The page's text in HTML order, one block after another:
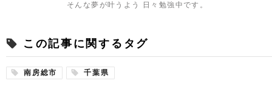
そんな夢が叶うよう 日々勉強中です。
この記事に関するタグ
南房総市 千葉県